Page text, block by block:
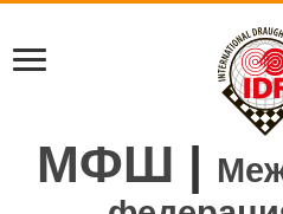
МФШ |